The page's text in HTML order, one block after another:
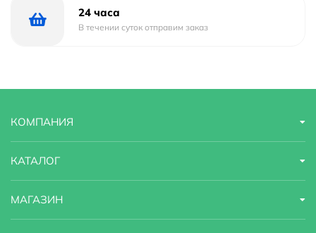
Цельсию,
Носик 3/4 н/г,
Заглушка для коллектора,
Клапан "Маевского",
Силиковновая прокладка G 3/4,
Ключ ШГ №12,
24 часа
В течении суток отправим заказ
КОМПАНИЯ
КАТАЛОГ
МАГАЗИН